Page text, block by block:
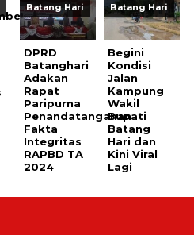
Batang Hari
DPRD
Batanghari
Adakan
Rapat
Paripurna
Penandatanganan
Fakta
Integritas
RAPBD TA
2024
Batang Hari
Begini
Kondisi
Jalan
Kampung
Wakil
Bupati
Batang
Hari dan
Kini Viral
Lagi